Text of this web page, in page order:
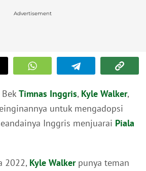
Advertisement
Bek Timnas Inggris, Kyle Walker,
untuk mengadopsi
Inggris menjuarai Piala
2022, Kyle Walkerpunya teman